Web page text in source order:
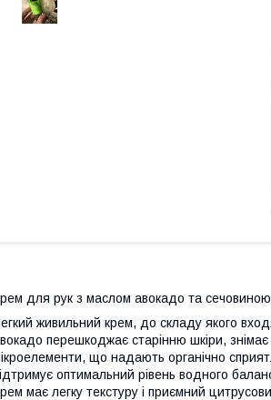
для рук з маслом авокадо та
живильний крем, до складу якого
перешкоджає старінню шкіри,
що надають органічно
оптимальний рівень водного
має легку текстуру і приємний